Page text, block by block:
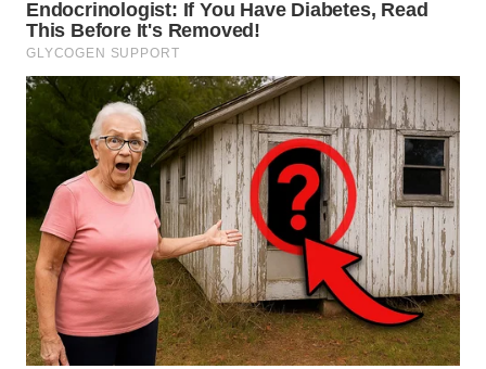
WN
TINGGI
PAKPAK
WN
KARAWANG
WN
BEKASI